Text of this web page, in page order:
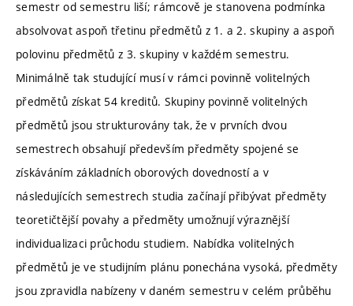
semestr od semestru liší; rámcově je stanovena podmínka
absolvovat aspoň třetinu předmětů z 1. a 2. skupiny a aspoň
polovinu předmětů z 3. skupiny v každém semestru.
Minimálně tak studující musí v rámci povinně volitelných
předmětů získat 54 kreditů. Skupiny povinně volitelných
předmětů jsou strukturovány tak, že v prvních dvou
semestrech obsahují především předměty spojené se
získáváním základních oborových dovedností a v
následujících semestrech studia začínají přibývat předměty
teoretičtější povahy a předměty umožnují výraznější
individualizaci průchodu studiem. Nabídka volitelných
předmětů je ve studijním plánu ponechána vysoká, předměty
jsou zpravidla nabízeny v daném semestru v celém průběhu